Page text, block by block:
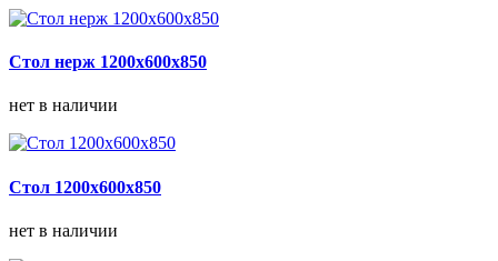
Стол нерж 1200х600х850
нет в наличии
Стол 1200х600х850
нет в наличии